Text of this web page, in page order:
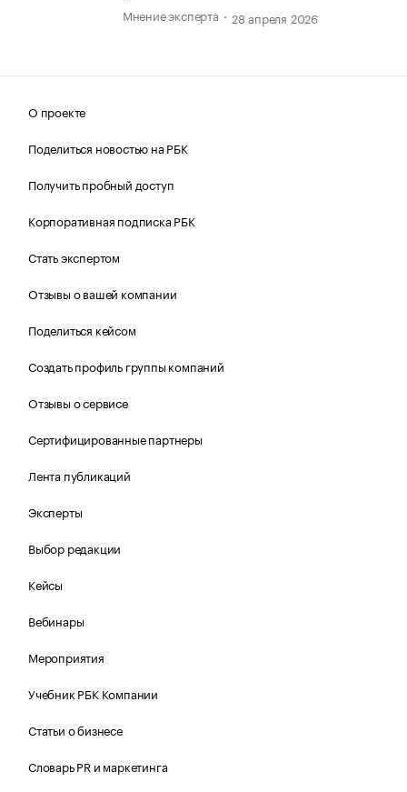
Мнение эксперта 28 апреля 2026
О проекте
Поделиться новостью на РБК
Получить пробный доступ
Корпоративная подписка РБК
Стать экспертом
Отзывы о вашей компании
Поделиться кейсом
Создать профиль группы компаний
Отзывы о сервисе
Сертифицированные партнеры
Лента публикаций
Эксперты
Выбор редакции
Кейсы
Вебинары
Мероприятия
Учебник РБК Компании
Статьи о бизнесе
Словарь PR и маркетинга